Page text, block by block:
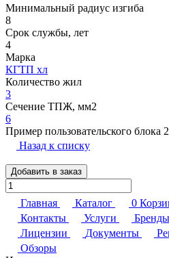
Минимальный радиус изгиба
8
Срок службы, лет
4
Марка
КГТП хл
Количество жил
3
Сечение ТПЖ, мм2
6
Пример пользовательского блока
Назад к списку
Добавить в заказ
Главная Каталог 0
Контакты
Услуги Бренды
Лицензии
Документы
Обзоры